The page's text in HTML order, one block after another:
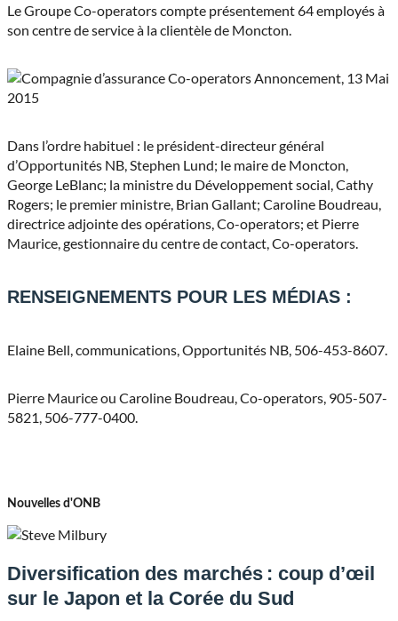
Le Groupe Co-operators compte présentement 64 employés à
son centre de service à la clientèle de Moncton.
Dans l’ordre habituel : le président-directeur général
d’Opportunités NB, Stephen Lund; le maire de Moncton,
George LeBlanc; la ministre du Développement social, Cathy
Rogers; le premier ministre, Brian Gallant; Caroline Boudreau,
directrice adjointe des opérations, Co-operators; et Pierre
Maurice, gestionnaire du centre de contact, Co-operators.
RENSEIGNEMENTS POUR LES MÉDIAS :
Elaine Bell, communications, Opportunités NB, 506-453-8607.
Pierre Maurice ou Caroline Boudreau, Co-operators, 905-507-
5821, 506-777-0400.
Nouvelles d'ONB
Diversification des marchés : coup d’œil
sur le Japon et la Corée du Sud